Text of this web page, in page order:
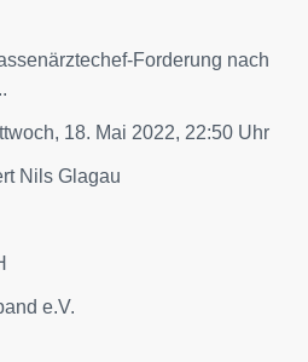
Forderung nach
18. Mai 2022, 22:50 Uhr
Nils Glagau
e.V.